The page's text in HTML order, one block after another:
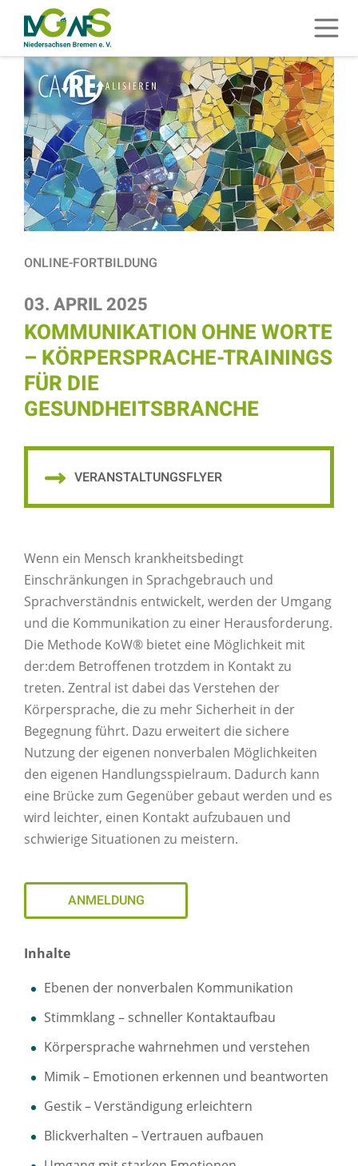
ZUM HAUPTINHALT SPRINGEN
ZUR SUCHE SPRINGEN
ONLINE-FORTBILDUNG
03. APRIL 2025
KOMMUNIKATION OHNE WORTE
– KÖRPERSPRACHE-TRAININGS
FÜR DIE
GESUNDHEITSBRANCHE
VERANSTALTUNGSFLYER
Wenn ein Mensch krankheitsbedingt
Einschränkungen in Sprachgebrauch und
Sprachverständnis entwickelt, werden der Umgang
und die Kommunikation zu einer Herausforderung.
Die Methode KoW® bietet eine Möglichkeit mit
der:dem Betroffenen trotzdem in Kontakt zu
treten. Zentral ist dabei das Verstehen der
Körpersprache, die zu mehr Sicherheit in der
Begegnung führt. Dazu erweitert die sichere
Nutzung der eigenen nonverbalen Möglichkeiten
den eigenen Handlungsspielraum. Dadurch kann
eine Brücke zum Gegenüber gebaut werden und es
wird leichter, einen Kontakt aufzubauen und
schwierige Situationen zu meistern.
ANMELDUNG
Inhalte
Ebenen der nonverbalen Kommunikation
Stimmklang – schneller Kontaktaufbau
Körpersprache wahrnehmen und verstehen
Mimik – Emotionen erkennen und beantworten
Gestik – Verständigung erleichtern
Blickverhalten – Vertrauen aufbauen